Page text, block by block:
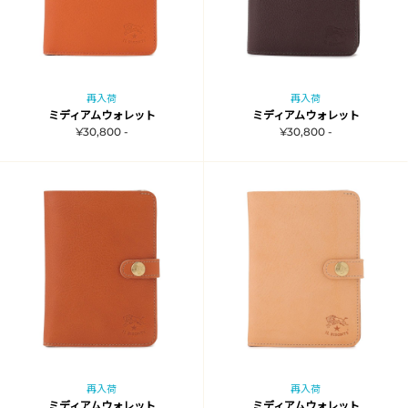
再入荷
ミディアムウォレット
¥30,800 -
再入荷
ミディアムウォレット
¥30,800 -
再入荷 再入荷